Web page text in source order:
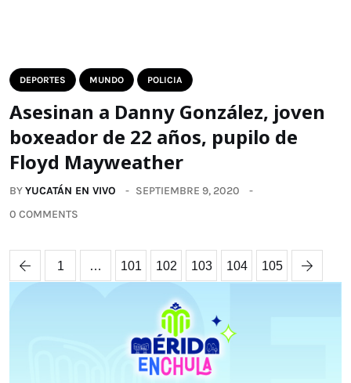
DEPORTES MUNDO POLICIA
Asesinan a Danny González, joven
boxeador de 22 años, pupilo de
Floyd Mayweather
BYYUCATÁN EN VIVO
SEPTIEMBRE 9, 2020
0 COMMENTS
1 … 101 102 103 104 105